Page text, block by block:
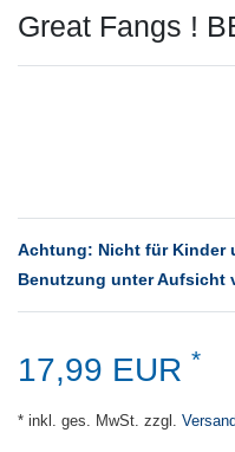
Great Fangs !
Achtung: Nicht für Kinder
Benutzung unter Aufsicht
17,99 EUR *
* inkl. ges. MwSt. zzgl.